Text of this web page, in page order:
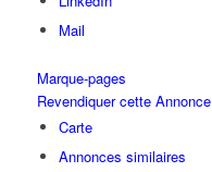
Mail
Marque-pages
Revendiquer cette Annonce
Carte
Annonces similaires